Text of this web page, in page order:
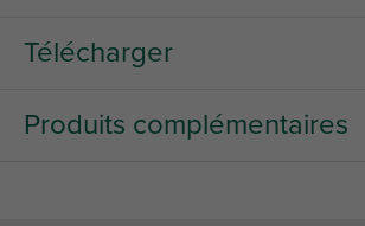
Télécharger
Produits complémentaires